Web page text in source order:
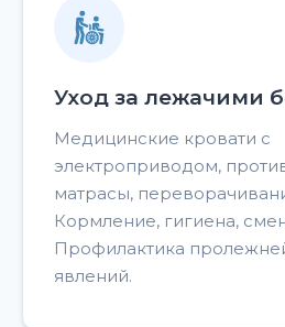
Уход за лежачими
Медицинские кровати с
электроприводом,
матрасы,
Кормление, гигиена,
Профилактика
явлений.